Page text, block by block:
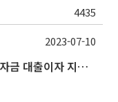
4435
2023년 하반기 경기도 대학(원)생 학자금 대출이자 지원사업 안내
2023-07-10